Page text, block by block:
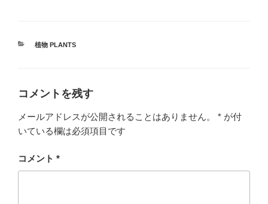
カ
植物 PLANTS
コメントを残す
メールアドレスが公開されることはありません。 * が付
いている欄は必須項目です
コメント *